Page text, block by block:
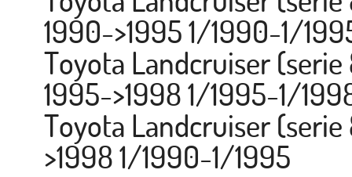
1990->1995 1/1990-1/
Toyota Landcruiser
1995->1998 1/1995-1/
Toyota Landcruiser
>1998 1/1990-1/1995